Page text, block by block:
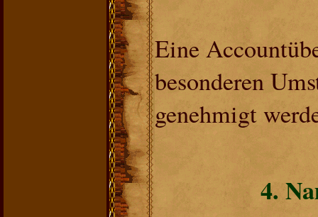
Eine
besonderen
genehmigt
4.